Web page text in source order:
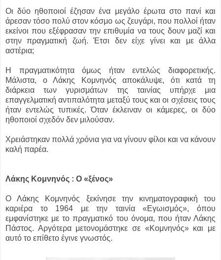
Οι δύο ηθοποιοί έζησαν ένα μεγάλο έρωτα στο πανί και
άρεσαν τόσο πολύ στον κόσμο ως ζευγάρι, που πολλοί ήταν
εκείνοι που εξέφρασαν την επιθυμία να τους δουν μαζί και
στην πραγματική ζωή. Έτσι δεν είχε γίνει και με άλλα
αστέρια;
Η πραγματικότητα όμως ήταν εντελώς διαφορετικής.
Μάλιστα, ο Λάκης Κομνηνός αποκάλυψε, ότι κατά τη
διάρκεια των γυρισμάτων της ταινίας υπήρχε μια
επαγγελματική αντιπαλότητα μεταξύ τους και οι σχέσεις τους
ήταν εντελώς τυπικές. Όταν έκλειναν οι κάμερες, οι δύο
ηθοποιοί σχεδόν δεν μιλούσαν.
Χρειάστηκαν πολλά χρόνια για να γίνουν φίλοι και να κάνουν
καλή παρέα.
Λάκης Κομνηνός : Ο «ξένος»
Ο Λάκης Κομνηνός ξεκίνησε την κινηματογραφική του
καριέρα το 1964 με την ταινία «Εγωισμός», όπου
εμφανίστηκε με το πραγματικό του όνομα, που ήταν Λάκης
Πάστος. Αργότερα μετονομάστηκε σε «Κομνηνός» και με
αυτό το επίθετο έγινε γνωστός.